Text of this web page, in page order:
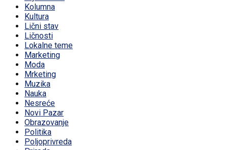
Kolumna
Kultura
Lični stav
Ličnosti
Lokalne teme
Marketing
Moda
Mrketing
Muzika
Nauka
Nesreće
Novi Pazar
Obrazovanje
Politika
Poljoprivreda